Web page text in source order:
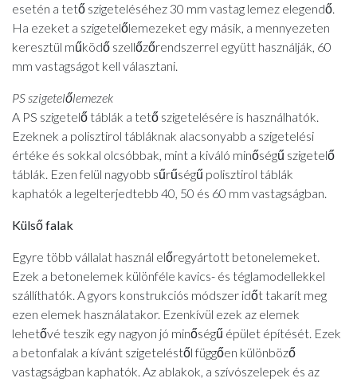
esetén a tető szigeteléséhez 30 mm vastag lemez elegendő.
Ha ezeket a szigetelőlemezeket egy másik, a mennyezeten
keresztül működő szellőzőrendszerrel együtt használják, 60
mm vastagságot kell választani.
PS szigetelőlemezek
A PS szigetelő táblák a tető szigetelésére is használhatók.
Ezeknek a polisztirol tábláknak alacsonyabb a szigetelési
értéke és sokkal olcsóbbak, mint a kiváló minőségű szigetelő
táblák. Ezen felül nagyobb sűrűségű polisztirol táblák
kaphatók a legelterjedtebb 40, 50 és 60 mm vastagságban.
Külső falak
Egyre több vállalat használ előregyártott betonelemeket.
Ezek a betonelemek különféle kavics- és téglamodellekkel
szállíthatók. A gyors konstrukciós módszer időt takarít meg
ezen elemek használatakor. Ezenkívül ezek az elemek
lehetővé teszik egy nagyon jó minőségű épület építését. Ezek
a betonfalak a kívánt szigeteléstől függően különböző
vastagságban kaphatók. Az ablakok, a szívószelepek és az